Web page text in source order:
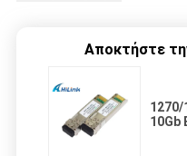
Αποκτήστε
1270/
10Gb